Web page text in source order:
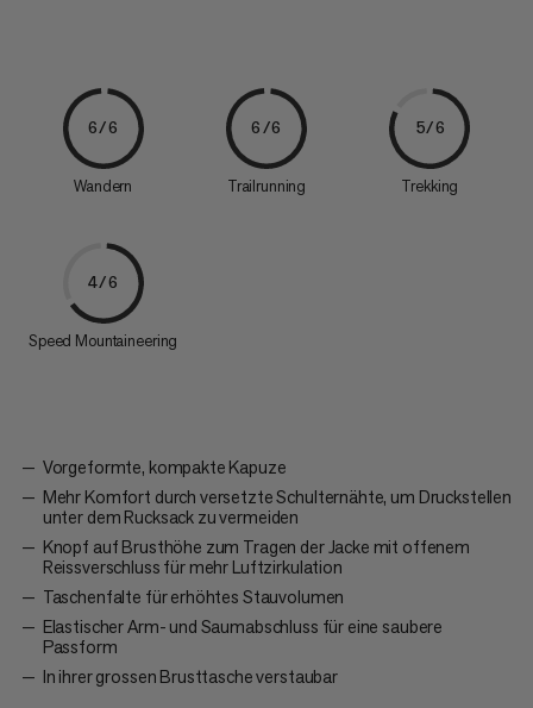
6/6
Wandern
6/6
Trailrunning
5/6
Trekking
4/6
Speed Mountaineering
Vorgeformte, kompakte Kapuze
Mehr Komfort durch versetzte Schulternähte, um Druckstellen
unter dem Rucksack zu vermeiden
Knopf auf Brusthöhe zum Tragen der Jacke mit offenem
Reissverschluss für mehr Luftzirkulation
Taschenfalte für erhöhtes Stauvolumen
Elastischer Arm- und Saumabschluss für eine saubere
Passform
In ihrer grossen Brusttasche verstaubar